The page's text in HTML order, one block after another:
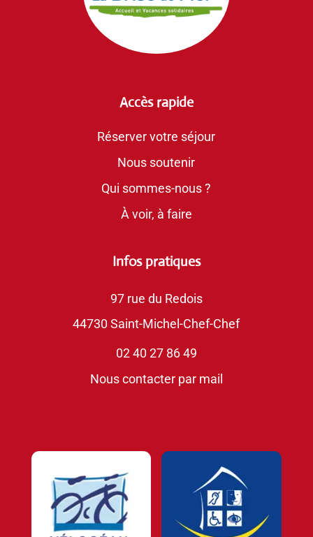
Accès rapide
Réserver votre séjour
Nous soutenir
Qui sommes-nous ?
À voir, à faire
Infos pratiques
97 rue du Redois
44730 Saint-Michel-Chef-Chef
02 40 27 86 49
Nous contacter par mail